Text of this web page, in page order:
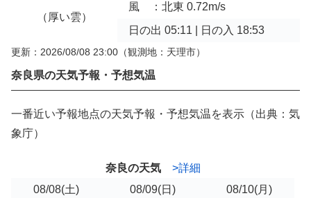
（厚い雲）
風 ：北東 0.72m/s
日の出 05:11 | 日の入 18:53
更新：2026/08/08 23:00 （観測地：天理市）
奈良県の天気予報・予想気温
一番近い予報地点の天気予報・予想気温を表示（出典：気
象庁）
奈良の天気
>詳細
08/08(土) 08/09(日) 08/10(月)